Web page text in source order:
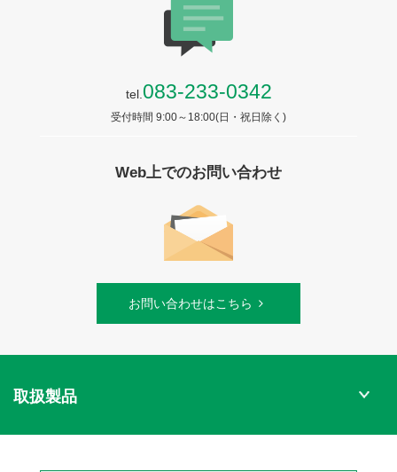
tel.083-233-0342
受付時間 9:00～18:00(日・祝日除く)
Web上でのお問い合わせ
お問い合わせはこちら
取扱製品